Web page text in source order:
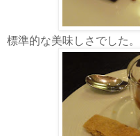
標準的な美味しさでした。